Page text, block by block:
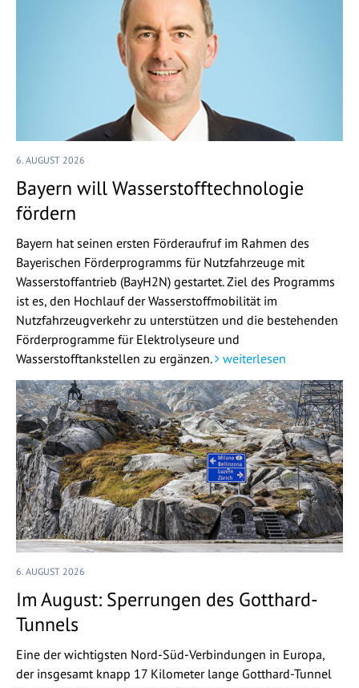
6. AUGUST 2026
Bayern will Wasserstofftechnologie
fördern
Bayern hat seinen ersten Förderaufruf im Rahmen des
Bayerischen Förderprogramms für Nutzfahrzeuge mit
Wasserstoffantrieb (BayH2N) gestartet. Ziel des Programms
ist es, den Hochlauf der Wasserstoffmobilität im
Nutzfahrzeugverkehr zu unterstützen und die bestehenden
Förderprogramme für Elektrolyseure und
Wasserstofftankstellen zu ergänzen.
weiterlesen
6. AUGUST 2026
Im August: Sperrungen des Gotthard-
Tunnels
Eine der wichtigsten Nord-Süd-Verbindungen in Europa,
der insgesamt knapp 17 Kilometer lange Gotthard-Tunnel